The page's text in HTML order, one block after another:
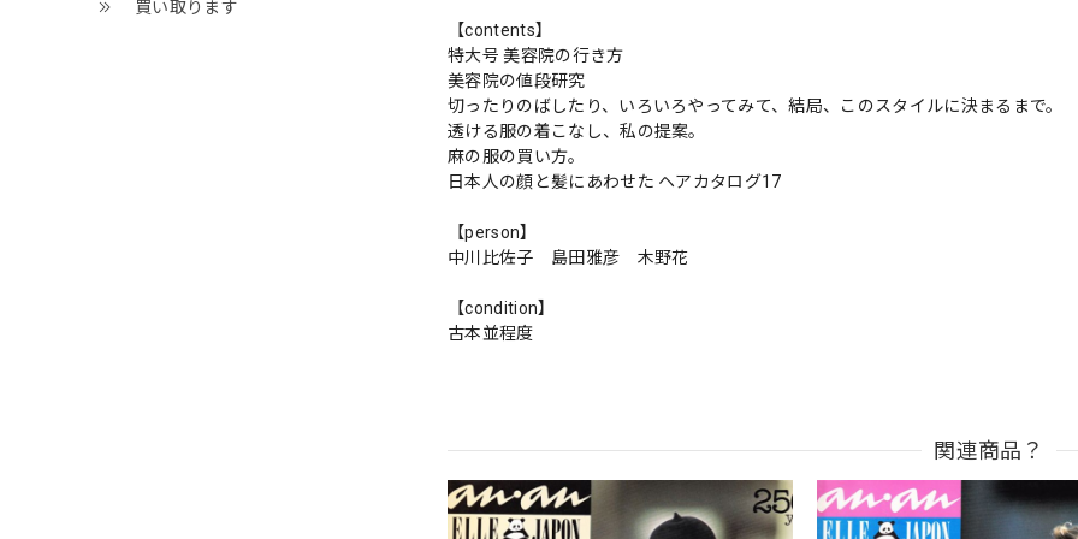
買い取ります
【contents】
特大号 美容院の行き方
美容院の値段研究
切ったりのばしたり、いろいろやってみて、結局、このスタイルに決まるまで。
透ける服の着こなし、私の提案。
麻の服の買い方。
日本人の顔と髪にあわせた ヘアカタログ17
【person】
中川比佐子 島田雅彦 木野花
【condition】
古本並程度
関連商品？